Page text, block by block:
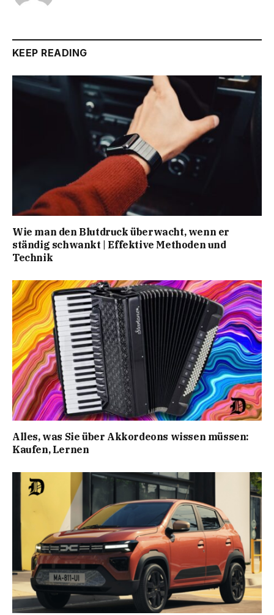
KEEP READING
Wie man den Blutdruck überwacht, wenn er
ständig schwankt | Effektive Methoden und
Technik
Alles, was Sie über Akkordeons wissen müssen:
Kaufen, Lernen